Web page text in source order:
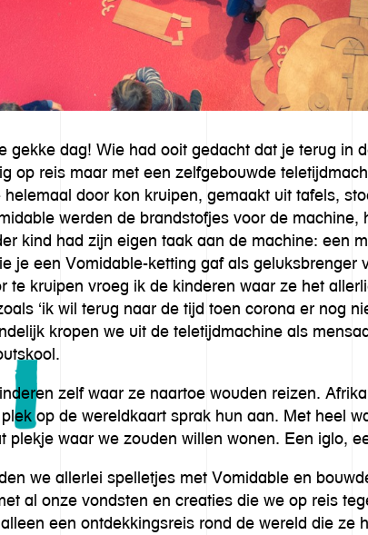
gekke dag! Wie had ooit gedacht dat je terug in
op reis maar met een zelfgebouwde
door kon kruipen, gemaakt uit tafels,
werden de brandstofjes voor de
kind had zijn eigen taak aan de machine: een
je een Vomidable-ketting gaf als geluksbrenger
te kruipen vroeg ik de kinderen waar ze het
‘ik wil terug naar de tijd toen corona er nog
kropen we uit de teletijdmachine als
zelf waar ze naartoe wouden reizen.
op de wereldkaart sprak hun aan. Met heel
plekje waar we zouden willen wonen. Een iglo,
we allerlei spelletjes met Vomidable en
al onze vondsten en creaties die we op reis
een ontdekkingsreis rond de wereld die ze